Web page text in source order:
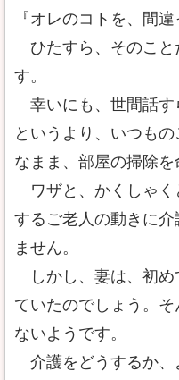
『オレのコトを、間
ひたすら、そのこと
す。
幸いにも、世間話す
というより、いつも
なまま、部屋の掃除を
ワザと、かくしゃく
するご老人の動きに介
ません。
しかし、妻は、初め
ていたのでしょう。
ないようです。
介護をどうするか、